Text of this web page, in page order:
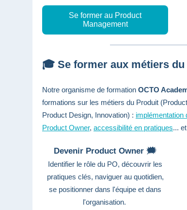
Se former au Product
Management
🎓 Se former aux métiers
Notre organisme de formation OCTO
formations sur les métiers du Produit
Product Design, Innovation) : implémentation
Product Owner, accessibilité en pratiques...
Devenir Product Owner 🗯️
Identifier le rôle du PO, découvrir les
pratiques clés, naviguer au quotidien,
se positionner dans l'équipe et dans
l'organisation.